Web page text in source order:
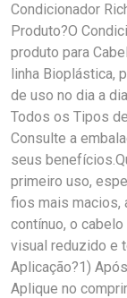
Condicionador
Produto?O
produto para
linha Bioplástica,
de uso no dia a
Todos os Tipos
Consulte a
seus
primeiro uso,
fios mais macios,
contínuo, o
visual reduzido e
Aplicação?1)
Aplique no